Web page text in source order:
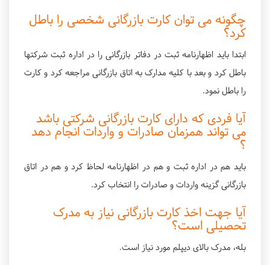
چگونه می توان کارت بازرگانی شخصی را باطل
کرد؟
ابتدا باید اظهارنامه ثبت در دفاتر بازرگانی را در اداره ثبت شرکتها
باطل کرد و بعد با کلیه مدارک به اتاق بازرگانی مراجعه کرد و کارت
را باطل نمود.
آیا فردی که دارای کارت بازرگانی شرکتی باشد
می تواند همزمان صادرات و واردات انجام دهد
؟
باید هم در اداره ثبت و هم در اظهارنامه لحاظ کرد و هم در اتاق
بازرگانی گزینه واردات و صادرات را انتخاب کرد.
آیا جهت اخذ کارت بازرگانی نیاز به مدرک
تحصیلی است؟
بله، مدرک بالای دیپلم مورد نیاز است.